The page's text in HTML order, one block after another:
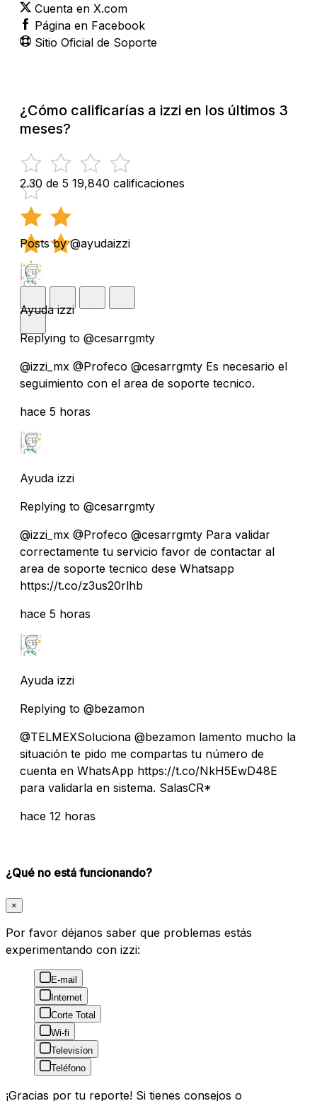
Cuenta en X.com
Página en Facebook
Sitio Oficial de Soporte
¿Cómo calificarías a izzi en los últimos 3
meses?
2.30 de 5 19,840 calificaciones
Posts by @ayudaizzi
Ayuda izzi
Replying to @cesarrgmty
@izzi_mx @Profeco @cesarrgmty Es necesario el
seguimiento con el area de soporte tecnico.
hace 5 horas
Ayuda izzi
Replying to @cesarrgmty
@izzi_mx @Profeco @cesarrgmty Para validar
correctamente tu servicio favor de contactar al
area de soporte tecnico dese Whatsapp
https://t.co/z3us20rlhb
hace 5 horas
Ayuda izzi
Replying to @bezamon
@TELMEXSoluciona @bezamon lamento mucho la
situación te pido me compartas tu número de
cuenta en WhatsApp https://t.co/NkH5EwD48E
para validarla en sistema. SalasCR*
hace 12 horas
¿Qué no está funcionando?
×
Por favor déjanos saber que problemas estás
experimentando con izzi:
E-mail
Internet
Corte Total
Wi-fi
Televisíon
Teléfono
¡Gracias por tu reporte! Si tienes consejos o